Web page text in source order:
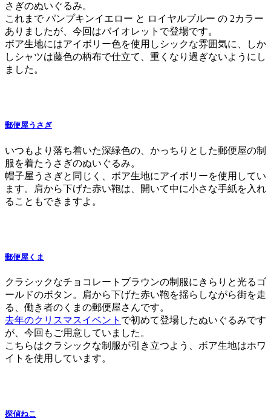
さぎのぬいぐるみ。
これまで パンプキンイエロー と ロイヤルブルー の 2カラー
ありましたが、今回はバイオレットで登場です。
ボア生地にはアイボリー色を使用しシックな雰囲気に、しか
しシャツは藤色の柄布で仕立て、重くなり過ぎないようにし
ました。
郵便屋うさぎ
いつもより落ち着いた深緑色の、かっちりとした郵便屋の制
服を着たうさぎのぬいぐるみ。
帽子屋うさぎと同じく、ボア生地にアイボリーを使用してい
ます。肩から下げた赤い鞄は、開いて中に小さな手紙を入れ
ることもできますよ。
郵便屋くま
クラシックなチョコレートブラウンの制服にきらりと光るゴ
ールドのボタン。肩から下げた赤い鞄を揺らしながら街を走
る、働き者のくまの郵便屋さんです。
去年のクリスマスイベント で初めて登場したぬいぐるみです
が、今回もご用意していました。
こちらはクラシックな制服が引き立つよう、ボア生地はホワ
イトを使用しています。
探偵ねこ